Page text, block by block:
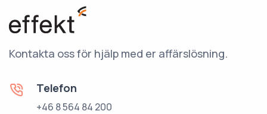
Kontakta oss för hjälp med er affärslösning.
Telefon
+46 8 564 84 200